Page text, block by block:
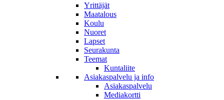
Yrittäjät
Maatalous
Koulu
Nuoret
Lapset
Seurakunta
Teemat
Kuntaliite
Asiakaspalvelu ja info
Asiakaspalvelu
Mediakortti